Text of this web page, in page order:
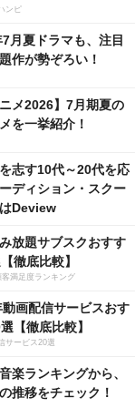
ンピ
月夏ドラマも、注目
作が勢ぞろい！
ニメ2026】7月期夏の
を一挙紹介！
志す10代～20代を応
ディション・スクー
Deview
放題サブスクおすす
徹底比較】
客満足度ランキング
画配信サービスおす
【徹底比較】
サービス20選
楽ランキングから、
推移をチェック！